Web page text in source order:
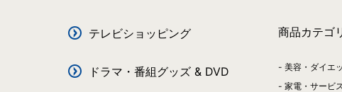
テレビショッピング
ドラマ・番組グッズ & DVD
商品カテゴ
美容・ダイエ
家電・サービ